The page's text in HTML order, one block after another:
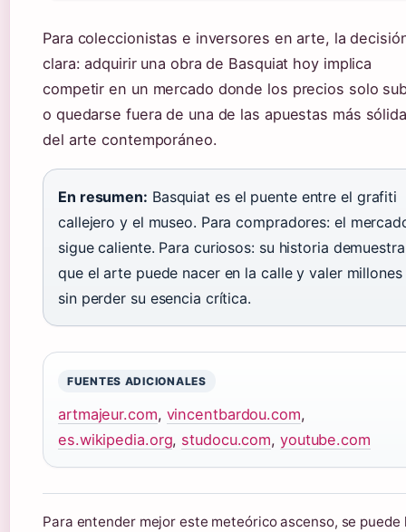
Para coleccionistas e inversores en arte, la
clara: adquirir una obra de Basquiat hoy implica
competir en un mercado donde los precios solo
o quedarse fuera de una de las apuestas más
del arte contemporáneo.
En resumen: Basquiat es el puente entre el grafiti
callejero y el museo. Para compradores: el
sigue caliente. Para curiosos: su historia demuestra
que el arte puede nacer en la calle y valer millones
sin perder su esencia crítica.
FUENTES ADICIONALES
artmajeur.com, vincentbardou.com,
es.wikipedia.org, studocu.com, youtube.com
Para entender mejor este meteórico ascenso, se puede